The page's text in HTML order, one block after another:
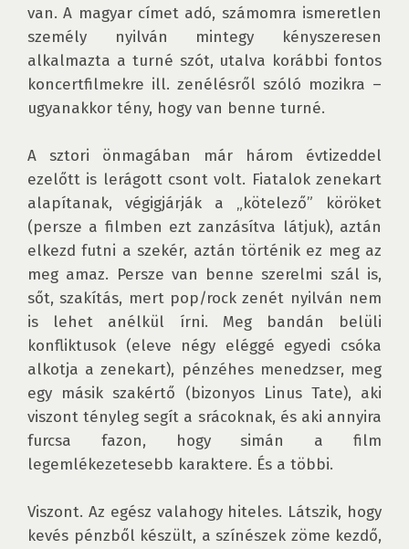
van. A magyar címet adó, számomra ismeretlen
személy nyilván mintegy kényszeresen
alkalmazta a turné szót, utalva korábbi fontos
koncertfilmekre ill. zenélésről szóló mozikra –
ugyanakkor tény, hogy van benne turné.
A sztori önmagában már három évtizeddel
ezelőtt is lerágott csont volt. Fiatalok zenekart
alapítanak, végigjárják a „kötelező” köröket
(persze a filmben ezt zanzásítva látjuk), aztán
elkezd futni a szekér, aztán történik ez meg az
meg amaz. Persze van benne szerelmi szál is,
sőt, szakítás, mert pop/rock zenét nyilván nem
is lehet anélkül írni. Meg bandán belüli
konfliktusok (eleve négy eléggé egyedi csóka
alkotja a zenekart), pénzéhes menedzser, meg
egy másik szakértő (bizonyos Linus Tate), aki
viszont tényleg segít a srácoknak, és aki annyira
furcsa fazon, hogy simán a film
legemlékezetesebb karaktere. És a többi.
Viszont. Az egész valahogy hiteles. Látszik, hogy
kevés pénzből készült, a színészek zöme kezdő,